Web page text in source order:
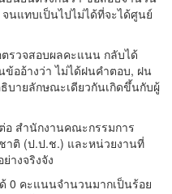
นแทบเป็นไปไม่ได้ที่จะได้ศูนย์
รวจสอบผลคะแนน กลับได้
ข้ออ้างว่า ไม่ได้ฝนคำตอบ, ฝน
บายลักษณะเดียวกันเกิดขึ้นกับผู้
อ สำนักงานคณะกรรมการ
าติ (ป.ป.ช.) และหน่วยงานที่
างจริงจัง
0 คะแนนจำนวนมากเป็นร้อย